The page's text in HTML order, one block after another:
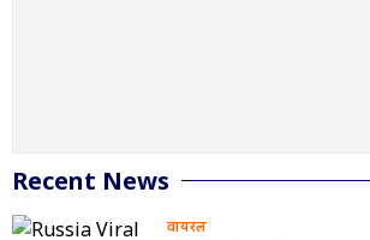
Recent News
वायरल